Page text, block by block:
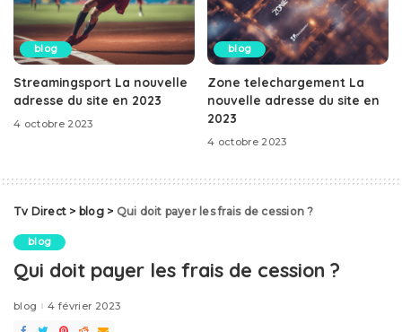
blog
Streamingsport La nouvelle
adresse du site en 2023
4 octobre 2023
blog
Zone telechargement La
nouvelle adresse du site en
2023
4 octobre 2023
Tv Direct > blog> Qui doit payer les frais de cession ?
blog
Qui doit payer les frais de cession ?
blog 4 février 2023